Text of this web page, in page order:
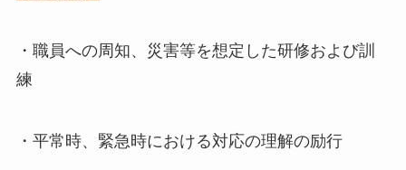
・職員への周知、災害等を想定した研修および訓
練
・平常時、緊急時における対応の理解の励行